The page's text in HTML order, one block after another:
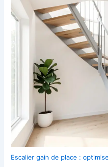
Escalier gain de place :